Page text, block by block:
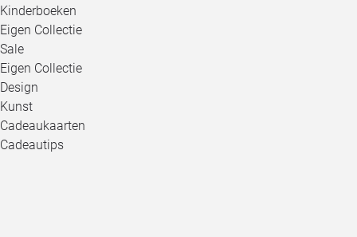
Kinderboeken
Eigen Collectie
Sale
Eigen Collectie
Design
Kunst
Cadeaukaarten
Cadeautips